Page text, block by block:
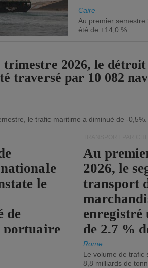
Caire
Au premier
été de +14,0 %.
trimestre 2026, le
traversé par 10 082
le trafic maritime a diminué de -0,5%.
le
de
portuaire
Au
2026, le
transport
enregistré
de 2,7 %
chiffre
Rome
Le volume de trafic
8,8 milliards de